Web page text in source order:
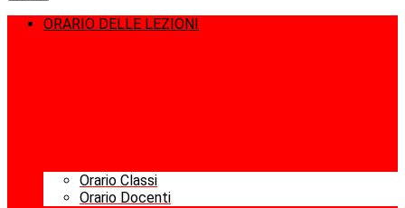
ORARIO DELLE LEZIONI
Orario Classi
Orario Docenti